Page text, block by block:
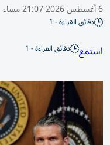
6 أغسطس 2026 21:07 مساء
دقائق القراءة - 1
استمع دقائق القراءة - 1